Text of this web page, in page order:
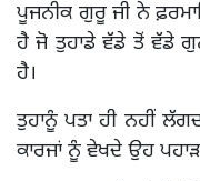
ਪੂਜਨੀਕ ਗੁਰੂ ਜੀ ਨੇ
ਹੈ ਜੋ ਤੁਹਾਡੇ ਵੱਡੇ ਤੋਂ ਵੱਡੇ
ਹੈ।
ਤੁਹਾਨੂੰ ਪਤਾ ਹੀ ਨਹੀਂ
ਕਾਰਜਾਂ ਨੂੰ ਵੇਖਦੇ ਉਹ